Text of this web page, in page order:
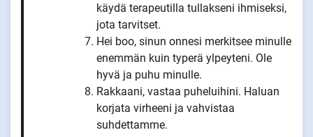
käydä terapeutilla tullakseni ihmiseksi,
jota tarvitset.
Hei boo, sinun onnesi merkitsee minulle
enemmän kuin typerä ylpeyteni. Ole
hyvä ja puhu minulle.
Rakkaani, vastaa puheluihini. Haluan
korjata virheeni ja vahvistaa
suhdettamme.